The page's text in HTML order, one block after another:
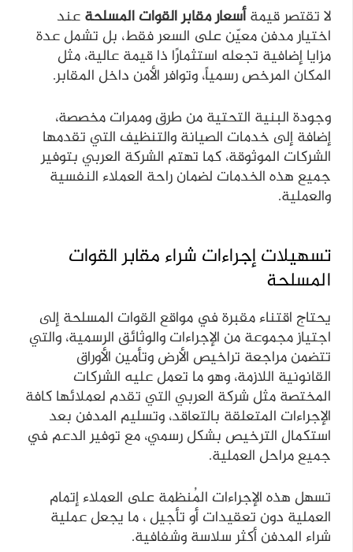
لا تقتصر قيمةأسعار مقابر القوات المسلحةعند
اختيار مدفن معيّن على السعر فقط، بل تشمل عدة
مزايا إضافية تجعله استثمارًا ذا قيمة عالية، مثل
المكان المرخص رسمياً، وتوافر الأمن داخل المقابر.
وجودة البنية التحتية من طرق وممرات مخصصة،
إضافة إلى خدمات الصيانة والتنظيف التي تقدمها
الشركات الموثوقة، كما تهتم الشركة العربي بتوفير
جميع هذه الخدمات لضمان راحة العملاء النفسية
والعملية.
تسهيلات إجراءات شراء مقابر القوات
المسلحة
يحتاج اقتناء مقبرة في مواقع القوات المسلحة إلى
اجتياز مجموعة من الإجراءات والوثائق الرسمية، والتي
تتضمن مراجعة تراخيص الأرض وتأمين الأوراق
القانونية اللازمة، وهو ما تعمل عليه الشركات
المختصة مثل شركة العربي التي تقدم لعملائها كافة
الإجراءات المتعلقة بالتعاقد، وتسليم المدفن بعد
استكمال الترخيص بشكل رسمي، مع توفير الدعم في
جميع مراحل العملية.
تسهل هذه الإجراءات المُنظمة على العملاء إتمام
العملية دون تعقيدات أو تأجيل ، ما يجعل عملية
شراء المدفن أكثر سلاسة وشفافية.